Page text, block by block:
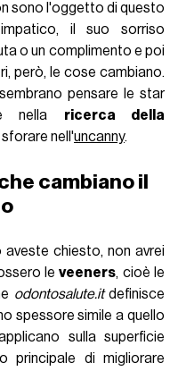
sono l'oggetto di questo
il suo sorriso
o un complimento e poi
però, le cose cambiano.
pensare le star
nella ricerca della
nell'uncanny.
cambiano il
chiesto, non avrei
leveeners, cioè le
odontosalute.itdefinisce
spessore simile a quello
sulla superficie
principale di migliorare